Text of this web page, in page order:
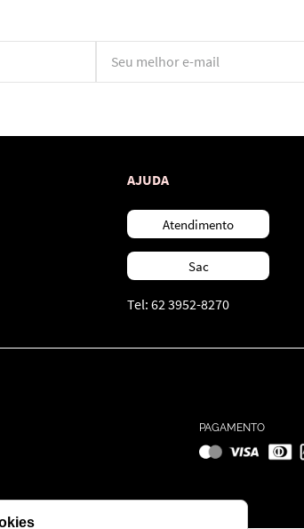
AJUDA
Atendimento
Sac
Tel: 62 3952-8270
PAGAMENTO